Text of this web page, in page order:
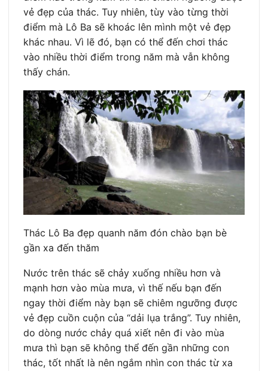
vẻ đẹp của thác. Tuy nhiên, tùy vào từng thời
điểm mà Lô Ba sẽ khoác lên mình một vẻ đẹp
khác nhau. Vì lẽ đó, bạn có thể đến chơi thác
vào nhiều thời điểm trong năm mà vẫn không
thấy chán.
Thác Lô Ba đẹp quanh năm đón chào bạn bè
gần xa đến thăm
Nước trên thác sẽ chảy xuống nhiều hơn và
mạnh hơn vào mùa mưa, vì thế nếu bạn đến
ngay thời điểm này bạn sẽ chiêm ngưỡng được
vẻ đẹp cuồn cuộn của “dải lụa trắng”. Tuy nhiên,
do dòng nước chảy quá xiết nên đi vào mùa
mưa thì bạn sẽ không thể đến gần những con
thác, tốt nhất là nên ngắm nhìn con thác từ xa